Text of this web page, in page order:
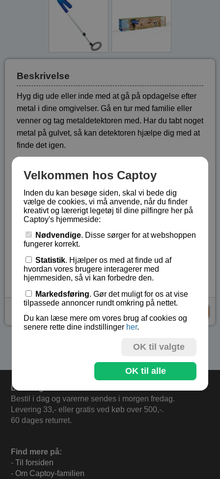
Beskrivelse
Hyg dig ude eller inde med at gå på opdagelse efter
metal i dine omgivelser. Gå en tur med familie eller
venner og tag metaldetektoren med. Har du tabt noget
metal på gulvet, så kan detektoren hjælpe dig med at
finde det igen.
og der lyder et bip.
Følsomheden kan justeres, og længden af detektoren
kan justeres mellem 58 og 96 cm.
Billedvejledning med dansk tekst.
Metaldetektoren skal bruge 1 x 9V batteri, som ikke
følger med.
Lagerstatus:På lager
Vare nr.:EDU-MD938
kr 299,-
Se flere produkter i kategorien Fysik
Levering
Bestil i dag og varerne sendes i morgen fredag.
Levering 33,- eller gratis ved køb over 500,-.
60 dages returret.
Find mere på:
- Til forsiden
- Om Captoy-familien
Velkommen hos Captoy
Inden du kan besøge siden, skal vi bede dig
vælge de cookies, vi må anvende, når du finder
kreativt og lærerigt legetøj til dine pilfingre her på
Captoy's hjemmeside:
Nødvendige. Disse sørger for at webshoppen
fungerer korrekt.
Statistik. Hjælper os med at finde ud af
hvordan vores brugere interagerer med
hjemmesiden, så vi kan forbedre den.
Markedsføring. Gør det muligt for os at vise
tilpassede annoncer rundt omkring på nettet.
Du kan læse mere om vores brug af cookies og
senere rette dine indstillinger her.
OK til valgte
OK til alle